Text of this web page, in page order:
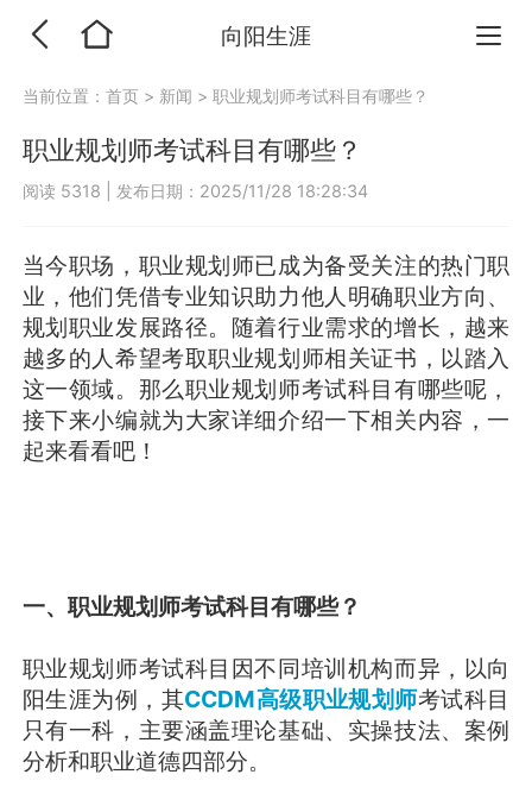
向阳生涯
当前位置：首页 > 新闻 >职业规划师考试科目有哪些？
职业规划师考试科目有哪些？
阅读 5318 发布日期：2025/11/28 18:28:34
当今职场，职业规划师已成为备受关注的热门职
业，他们凭借专业知识助力他人明确职业方向、
规划职业发展路径。随着行业需求的增长，越来
越多的人希望考取职业规划师相关证书，以踏入
这一领域。那么职业规划师考试科目有哪些呢，
接下来小编就为大家详细介绍一下相关内容，一
起来看看吧！
一、职业规划师考试科目有哪些？
职业规划师考试科目因不同培训机构而异，以向
阳生涯为例，其CCDM高级职业规划师考试科目
只有一科，主要涵盖理论基础、实操技法、案例
分析和职业道德四部分。